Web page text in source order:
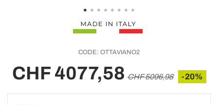
CODE: OTTAVIANO2
CHF 4077,58 CHF 5096,98 -20%